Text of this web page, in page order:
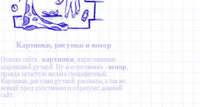
Картинки, рисунки и юмор
Основа сайта - картинки, нарисованные
шариковой ручкой. Ну и естественно - юмор,
правда зачастую весьма специфичный.
Картинки, рисунки ручкой, рассказы, а так же
всякий бред собственно и образуют данный
сайт.